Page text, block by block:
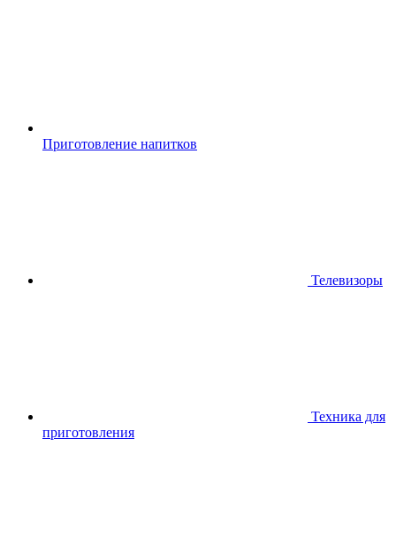
Приготовление напитков
Телевизоры
Техника для
приготовления